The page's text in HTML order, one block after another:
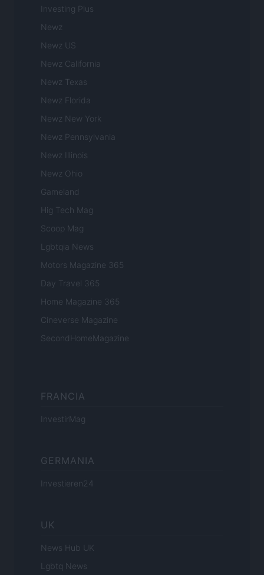
Investing Plus
Newz
Newz US
Newz California
Newz Texas
Newz Florida
Newz New York
Newz Pennsylvania
Newz Illinois
Newz Ohio
Gameland
Hig Tech Mag
Scoop Mag
Lgbtqia News
Motors Magazine 365
Day Travel 365
Home Magazine 365
Cineverse Magazine
SecondHomeMagazine
FRANCIA
InvestirMag
GERMANIA
Investieren24
UK
News Hub UK
Lgbtq News